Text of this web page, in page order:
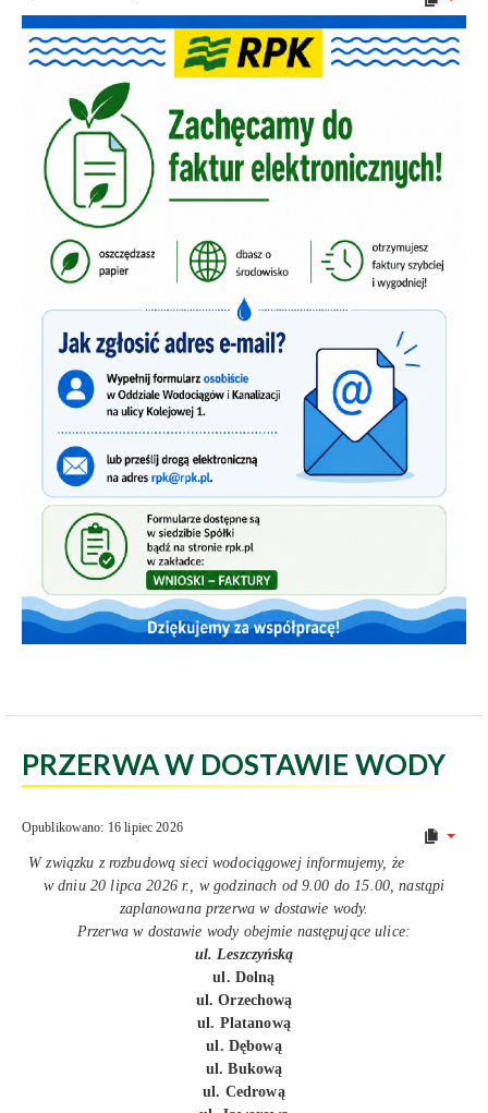
PRZERWA W DOSTAWIE WODY
Opublikowano: 16 lipiec 2026
W związku z rozbudową sieci wodociągowej informujemy, że
w dniu 20 lipca 2026 r., w godzinach od 9.00 do 15.00, nastąpi
zaplanowana przerwa w dostawie wody.
Przerwa w dostawie wody obejmie następujące ulice:
ul. Leszczyńską
ul. Dolną
ul. Orzechową
ul. Platanową
ul. Dębową
ul. Bukową
ul. Cedrową